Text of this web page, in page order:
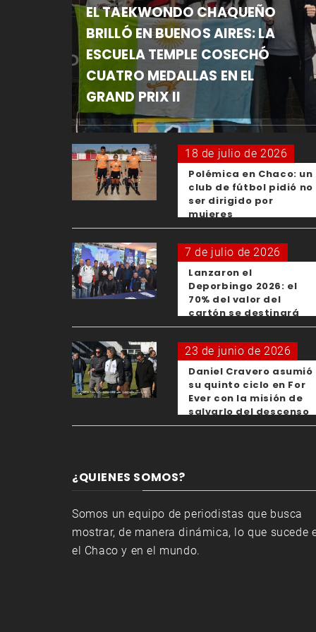
EL TAEKWONDO CHAQUEÑO
BRILLÓ EN BUENOS AIRES: LA
ESCUELA TEMPLE COSECHÓ
CUATRO MEDALLAS EN EL
GRAND PRIX II
18 de julio de 2026
Polémica en Chaco: un
club de fútbol pidió no
ser dirigido por
mujeres
7 de julio de 2026
Lanzaron el
Deporbingo 2026: el
70% del valor del
cartón se destinará
para los clubes
23 de junio de 2026
Daniel Cravero asumió
su quinto ciclo en For
Ever con la misión de
salvarlo del descenso
¿QUIENES SOMOS?
Somos un equipo de periodistas que busca
mostrar, de manera dinámica, lo que sucede
el Chaco y en el mundo.